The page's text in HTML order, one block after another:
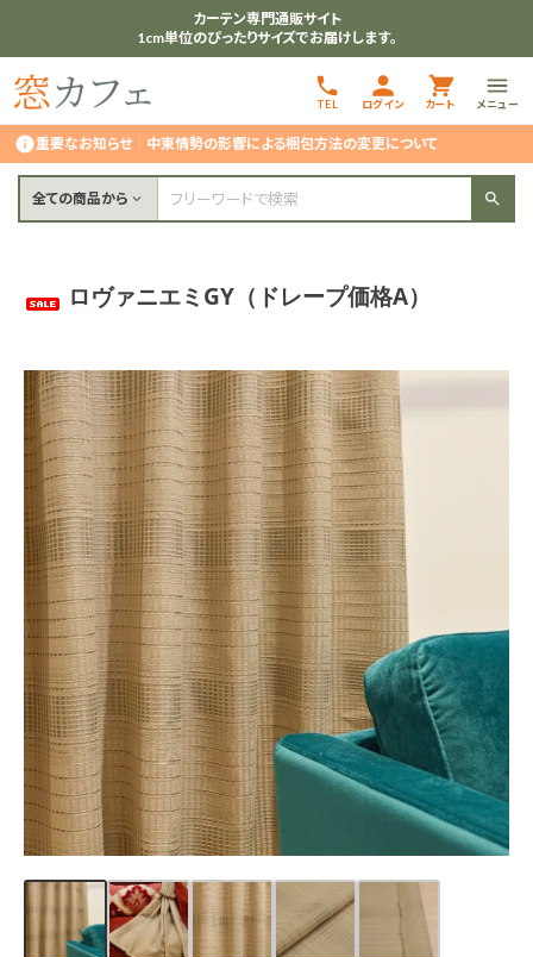
カーテン専門通販サイト
1cm単位のぴったりサイズでお届けします。
TEL ログイン カート メニュー
重要なお知らせ｜ 中東情勢の影響による梱包方法の変更について
全ての商品から
ロヴァニエミGY（ドレープ価格A）